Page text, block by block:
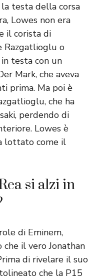
testa della corsa
Lowes non era
il corista di
Razgatlioglu o
testa con un
Mark, che aveva
prima. Ma poi è
che ha
perdendo di
Lowes è
lottato come il
si alzi in
di Eminem,
il vero Jonathan
di rivelare il suo
che la P15